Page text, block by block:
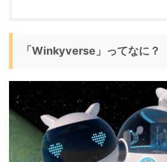
「Winkyverse」ってなに？